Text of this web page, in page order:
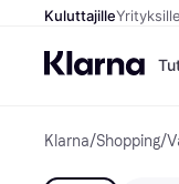
KuluttajilleYrityksille
Klarna/Shopping/